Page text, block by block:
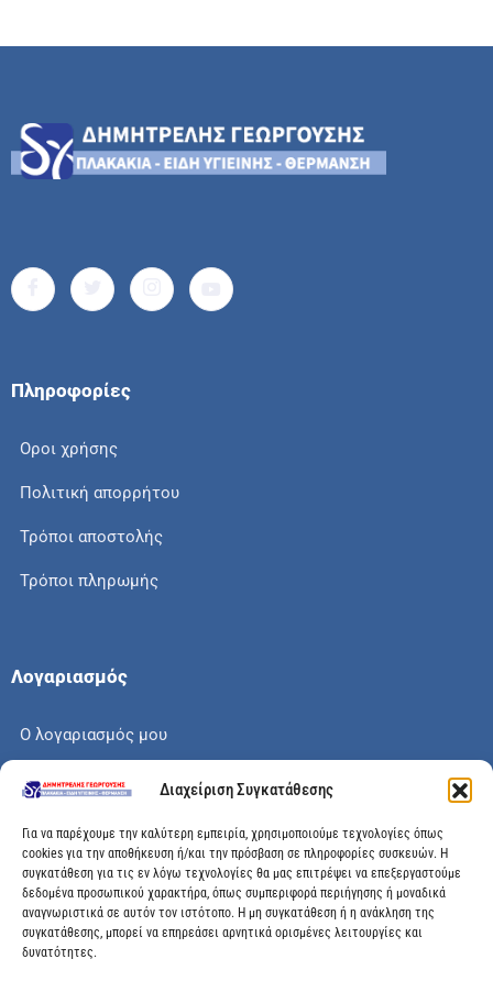
Διαχείριση Συγκατάθεσης
Για να παρέχουμε την καλύτερη εμπειρία, χρησιμοποιούμε τεχνολογίες όπως
cookies για την αποθήκευση ή/και την πρόσβαση σε πληροφορίες συσκευών. Η
συγκατάθεση για τις εν λόγω τεχνολογίες θα μας επιτρέψει να επεξεργαστούμε
δεδομένα προσωπικού χαρακτήρα, όπως συμπεριφορά περιήγησης ή μοναδικά
αναγνωριστικά σε αυτόν τον ιστότοπο. Η μη συγκατάθεση ή η ανάκληση της
συγκατάθεσης, μπορεί να επηρεάσει αρνητικά ορισμένες λειτουργίες και
δυνατότητες.
Πληροφορίες
Οροι χρήσης
Πολιτική απορρήτου
Τρόποι αποστολής
Τρόποι πληρωμής
Λογαριασμός
Ο λογαριασμός μου
Το καλάθι μου
Check out
Διεύθυνση